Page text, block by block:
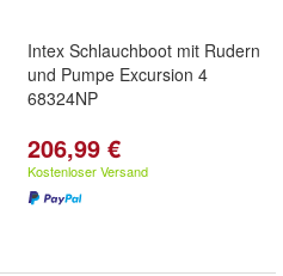
Intex Schlauchboot mit Rudern
und Pumpe Excursion 4
68324NP
206,99 €
Kostenloser Versand